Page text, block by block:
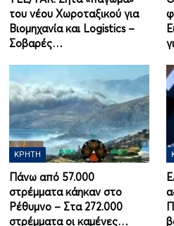
του νέου Χωροταξικού για
Βιομηχανία και Logistics –
Σοβαρές…
ΚΡΉΤΗ
Πάνω από 57.000
στρέμματα κάηκαν στο
Ρέθυμνο – Στα 272.000
στρέμματα οι καμένες…